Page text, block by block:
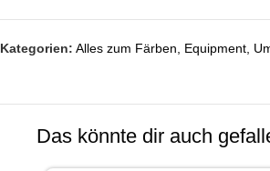
Kategorien: Alles zum Färben Equipment
Das könnte dir auch